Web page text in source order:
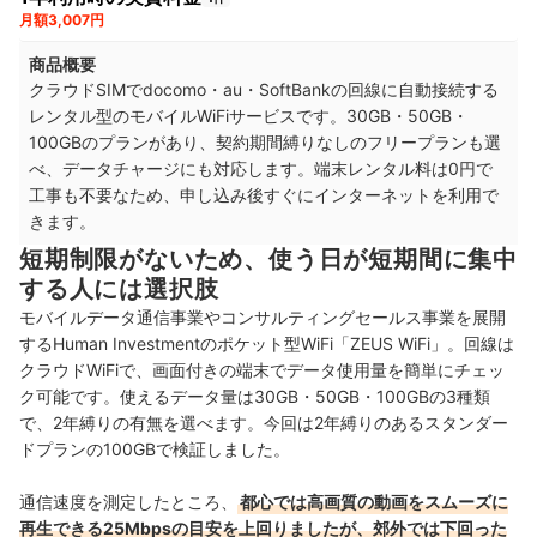
月額3,007円
商品概要
クラウドSIMでdocomo・au・SoftBankの回線に自動接続する
レンタル型のモバイルWiFiサービスです。30GB・50GB・
100GBのプランがあり、契約期間縛りなしのフリープランも選
べ、データチャージにも対応します。端末レンタル料は0円で
工事も不要なため、申し込み後すぐにインターネットを利用で
きます。
短期制限がないため、使う日が短期間に集中
する人には選択肢
モバイルデータ通信事業やコンサルティングセールス事業を展開
するHuman Investmentのポケット型WiFi「ZEUS WiFi」。回線は
クラウドWiFiで、画面付きの端末でデータ使用量を簡単にチェッ
ク可能です。使えるデータ量は30GB・50GB・100GBの3種類
で、2年縛りの有無を選べます。今回は2年縛りのあるスタンダー
ドプランの100GBで検証しました。
通信速度を測定したところ、
都心では高画質の動画をスムーズに
再生できる25Mbpsの目安を上回りましたが、郊外では下回った